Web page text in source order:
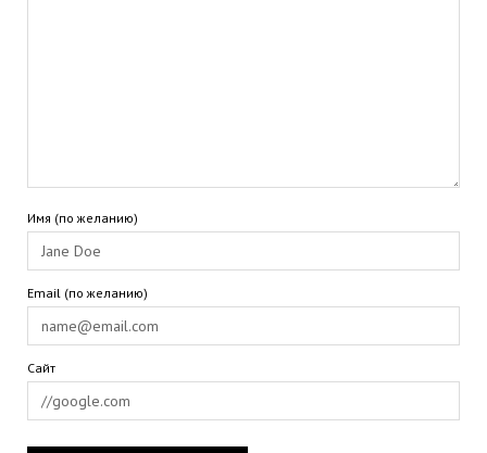
Имя (по желанию)
Email (по желанию)
Сайт